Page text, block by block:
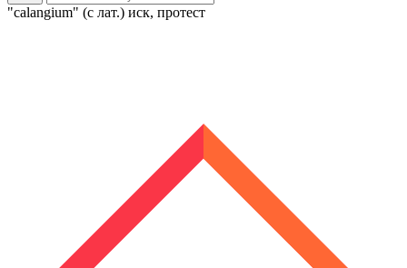
"calangium" (с лат.) иск, протест